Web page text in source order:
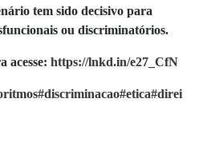
tem sido decisivo para
ou discriminatórios.
acesse: https://lnkd.in/e27_CfN
#discriminacao#etica#direi